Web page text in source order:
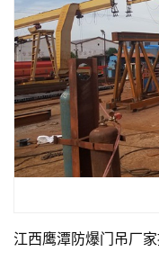
江西鹰潭防爆门吊厂